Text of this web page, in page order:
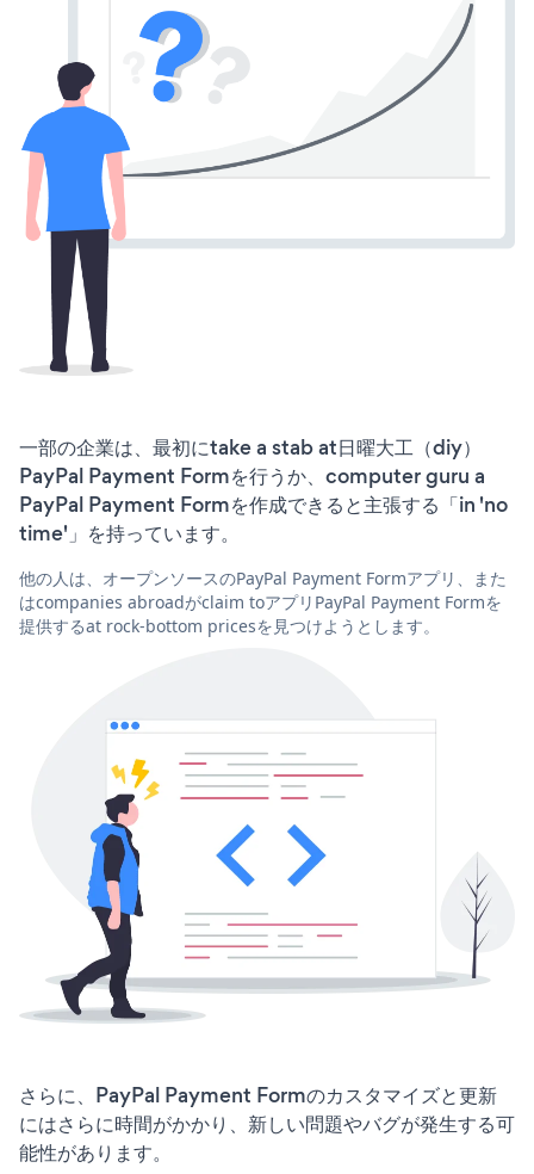
一部の企業は、最初にtake a stab at日曜大工（diy）
PayPal Payment Formを行うか、computer guru a
PayPal Payment Formを作成できると主張する「in 'no
time'」を持っています。
他の人は、オープンソースのPayPal Payment Formアプリ、また
はcompanies abroadがclaim toアプリPayPal Payment Formを
提供するat rock-bottom pricesを見つけようとします。
さらに、PayPal Payment Formのカスタマイズと更新
にはさらに時間がかかり、新しい問題やバグが発生する可
能性があります。